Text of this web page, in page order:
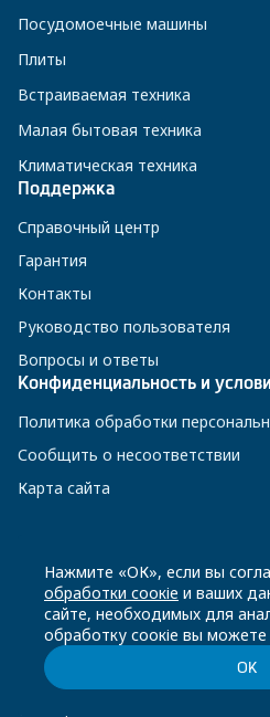
Посудомоечные машины
Плиты
Встраиваемая техника
Малая бытовая техника
Климатическая техника
Поддержка
Справочный центр
Гарантия
Контакты
Руководство пользователя
Вопросы и ответы
Конфиденциальность и
Политика обработки
Сообщить о несоответствии
Карта сайта
8 800 200-23-56
Чат-бот в Телеграм
Нажмите «ОК», если вы
обработки соокіе и ваших
сайте, необходимых для
обработку соокіе вы можете
ОК